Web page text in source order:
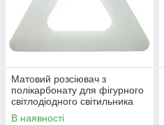
Матовий розсіювач з
полікарбонату для фігурного
світлодіодного світильника
60см
В наявності